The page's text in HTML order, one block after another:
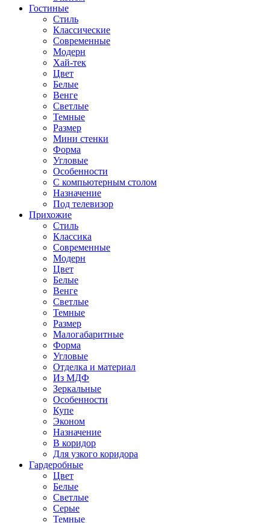
Гостиные
Стиль
Классические
Современные
Модерн
Хай-тек
Цвет
Белые
Венге
Светлые
Темные
Размер
Мини стенки
Форма
Угловые
Особенности
С компьютерным столом
Назначение
Под телевизор
Прихожие
Стиль
Классика
Современные
Модерн
Цвет
Белые
Венге
Светлые
Темные
Размер
Малогабаритные
Форма
Угловые
Отделка и материал
Из МДФ
Зеркальные
Особенности
Купе
Эконом
Назначение
В коридор
Для узкого коридора
Гардеробные
Цвет
Белые
Светлые
Серые
Темные